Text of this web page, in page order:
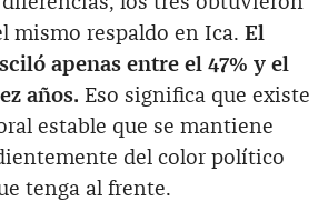
mismo respaldo en Ica. El
apenas entre el 47% y el
años. Eso significa que existe
estable que se mantiene
del color político
tenga al frente.